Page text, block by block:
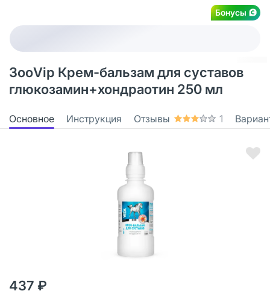
Бонусы
ЗооVip Крем-бальзам для суставов
глюкозамин+хондраотин 250 мл
Основное Инструкция Отзывы 1
437 ₽